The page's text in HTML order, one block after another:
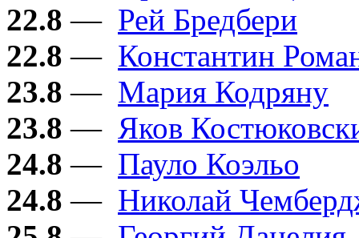
22.8 — Рей Бредбери
22.8 — Константин
23.8 — Мария Кодряну
23.8 — Яков
24.8 — Пауло Коэльо
24.8 — Николай